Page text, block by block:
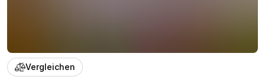
Vergleichen